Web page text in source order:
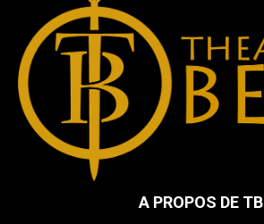
A PROPOS DE TB